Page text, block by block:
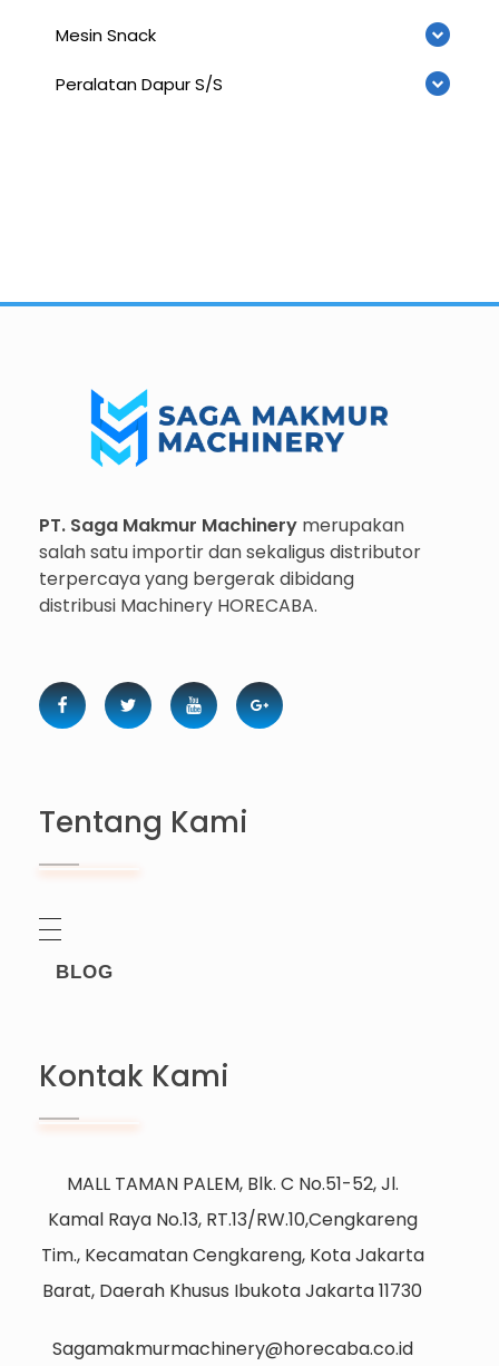
Mesin Snack
Peralatan Dapur S/S
PT. Saga Makmur Machinery merupakan
salah satu importir dan sekaligus distributor
terpercaya yang bergerak dibidang
distribusi Machinery HORECABA.
Tentang Kami
BLOG
Kontak Kami
MALL TAMAN PALEM, Blk. C No.51-52, Jl.
Kamal Raya No.13, RT.13/RW.10,Cengkareng
Tim., Kecamatan Cengkareng, Kota Jakarta
Barat, Daerah Khusus Ibukota Jakarta 11730
Sagamakmurmachinery@horecaba.co.id